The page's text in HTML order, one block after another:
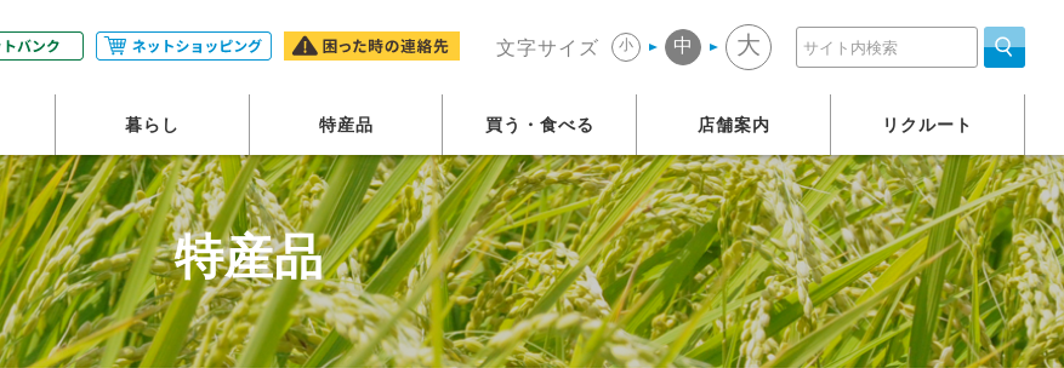
協同組合・JAふじ伊豆 文字サイズ 小 中 大
暮らし 特産品 買う・食べる 店舗案内 リクルート
特産品